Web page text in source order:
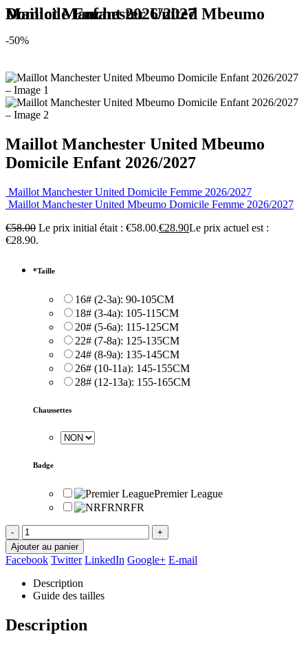
Maillot Manchester United Mbeumo Domicile Enfant 2026/2027
-50%
Maillot Manchester United Mbeumo
Domicile Enfant 2026/2027
Maillot Manchester United Domicile Femme 2026/2027
Maillot Manchester United Mbeumo Domicile Femme 2026/2027
€58.00 Le prix initial était : €58.00.€28.90Le prix actuel est :
€28.90.
*Taille
16# (2-3a): 90-105CM
18# (3-4a): 105-115CM
20# (5-6a): 115-125CM
22# (7-8a): 125-135CM
24# (8-9a): 135-145CM
26# (10-11a): 145-155CM
28# (12-13a): 155-165CM
Chaussettes
Badge
Premier League
NRFR
-
+
Ajouter au panier
Facebook Twitter LinkedIn Google+ E-mail
Description
Guide des tailles
Description